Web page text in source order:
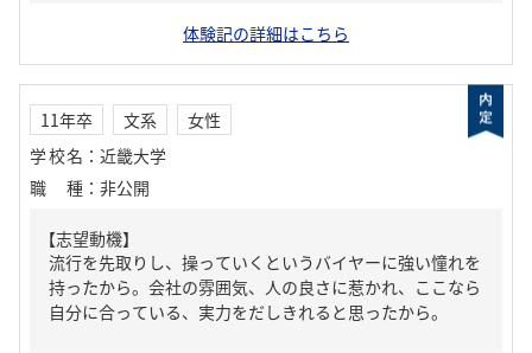
体験記の詳細はこちら
11年卒 文系
女性
学校名 ： 近畿大学
職種 ： 非公開
【志望動機】
流行を先取りし、操っていくというバイヤーに強い憧れを
持ったから。会社の雰囲気、人の良さに惹かれ、ここなら
自分に合っている、実力をだしきれると思ったから。